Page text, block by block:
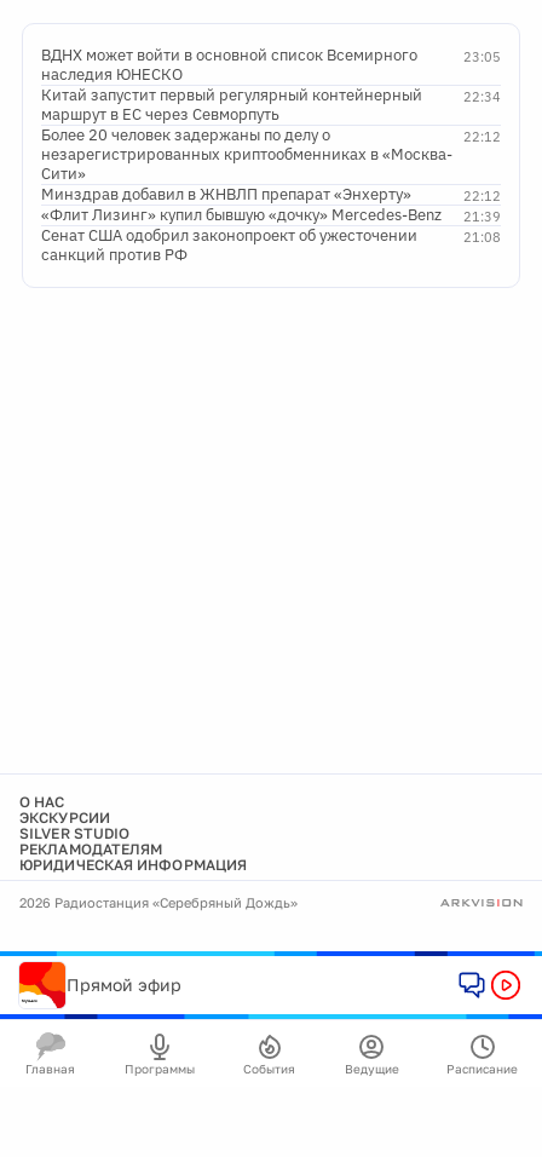
23:05
ВДНХ может войти в основной список Всемирного
наследия ЮНЕСКО
22:34
Китай запустит первый регулярный контейнерный
маршрут в ЕС через Севморпуть
22:12
Более 20 человек задержаны по делу о
незарегистрированных криптообменниках в «Москва-
Сити»
22:12
Минздрав добавил в ЖНВЛП препарат «Энхерту»
21:39
«Флит Лизинг» купил бывшую «дочку» Mercedes-Benz
21:08
Сенат США одобрил законопроект об ужесточении
санкций против РФ
О НАС
ЭКСКУРСИИ
SILVER STUDIO
РЕКЛАМОДАТЕЛЯМ
ЮРИДИЧЕСКАЯ ИНФОРМАЦИЯ
2026 Радиостанция «Серебряный Дождь»
Прямой эфир
Главная Программы События Ведущие Расписание